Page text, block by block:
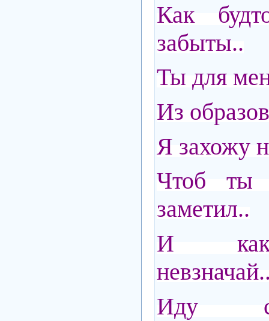
Как
забыты..
Ты для
Из
Я захожу
Чтоб ты
заметил..
И как
Иду с